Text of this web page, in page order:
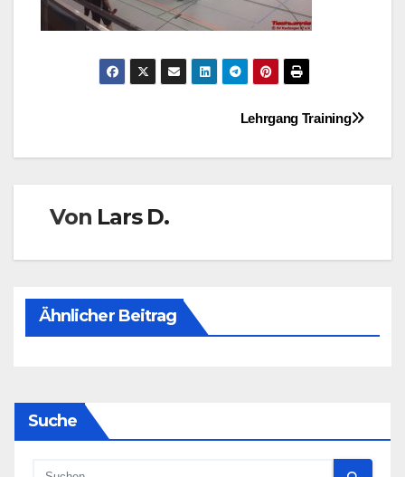
Beitragsnavigation
Lehrgang Training
Von Lars D.
Ähnlicher Beitrag
Suche